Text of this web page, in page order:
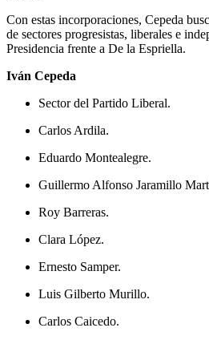
Con estas incorporaciones, Cepeda
de sectores progresistas, liberales e
Presidencia frente a De la Espriella.
Iván Cepeda
Sector del Partido Liberal.
Carlos Ardila.
Eduardo Montealegre.
Guillermo Alfonso Jaramillo
Roy Barreras.
Clara López.
Ernesto Samper.
Luis Gilberto Murillo.
Carlos Caicedo.